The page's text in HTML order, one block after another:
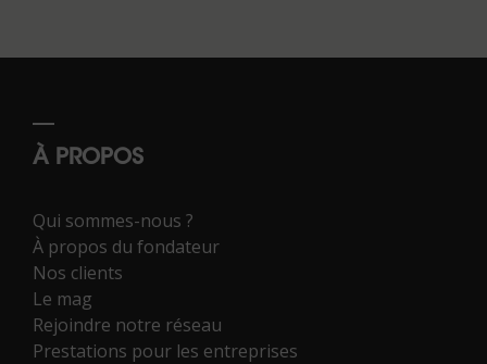
À PROPOS
Qui sommes-nous ?
À propos du fondateur
Nos clients
Le mag
Rejoindre notre réseau
Prestations pour les entreprises